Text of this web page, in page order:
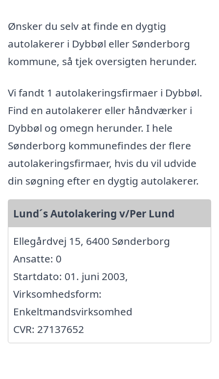
Ønsker du selv at finde en dygtig
autolakerer i Dybbøl eller Sønderborg
kommune, så tjek oversigten herunder.
Vi fandt 1 autolakeringsfirmaer i Dybbøl.
Find en autolakerer eller håndværker i
Dybbøl og omegn herunder. I hele
Sønderborg kommunefindes der flere
autolakeringsfirmaer, hvis du vil udvide
din søgning efter en dygtig autolakerer.
Lund´s Autolakering v/Per Lund
Ellegårdvej 15, 6400 Sønderborg
Ansatte: 0
Startdato: 01. juni 2003,
Virksomhedsform:
Enkeltmandsvirksomhed
CVR: 27137652